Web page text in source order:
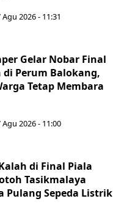
2026 - 11:31
Gelar Nobar Final
di Perum Balokang,
Tetap Membara
Agu 2026 - 11:00
di Final Piala
Tasikmalaya
Pulang Sepeda Listrik